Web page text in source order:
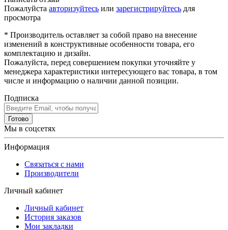
Пожалуйста авторизуйтесь или зарегистрируйтесь для
просмотра
* Производитель оставляет за собой право на внесение
изменений в конструктивные особенности товара, его
комплектацию и дизайн.
Пожалуйста, перед совершением покупки уточняйте у
менеджера характеристики интересующего вас товара, в том
числе и информацию о наличии данной позиции.
Подписка
Готово
Мы в соцсетях
Информация
Связаться с нами
Производители
Личный кабинет
Личный кабинет
История заказов
Мои закладки